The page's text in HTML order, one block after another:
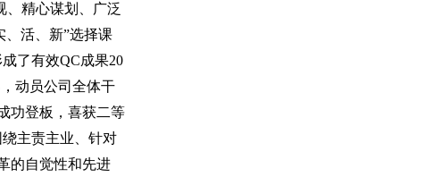
、精心谋划、广泛
、活、新”选择课
了有效QC成果20
动员公司全体干
功登板，喜获二等
主责主业、针对
的自觉性和先进